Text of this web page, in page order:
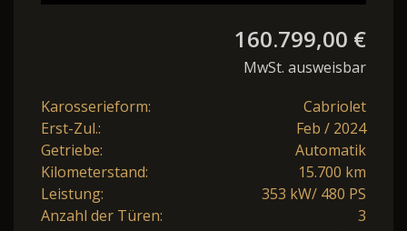
160.799,00 €
MwSt. ausweisbar
Karosserieform:
Cabriolet
Erst-Zul.:
Feb / 2024
Getriebe:
Automatik
Kilometerstand:
15.700 km
Leistung:
353 kW/ 480 PS
Anzahl der Türen:
3